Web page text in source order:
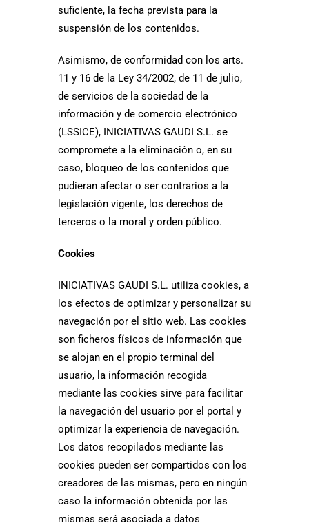
suficiente, la fecha prevista para la
suspensión de los contenidos.
Asimismo, de conformidad con los arts.
11 y 16 de la Ley 34/2002, de 11 de julio,
de servicios de la sociedad de la
información y de comercio electrónico
(LSSICE), INICIATIVAS GAUDI S.L. se
compromete a la eliminación o, en su
caso, bloqueo de los contenidos que
pudieran afectar o ser contrarios a la
legislación vigente, los derechos de
terceros o la moral y orden público.
Cookies
INICIATIVAS GAUDI S.L. utiliza cookies, a
los efectos de optimizar y personalizar su
navegación por el sitio web. Las cookies
son ficheros físicos de información que
se alojan en el propio terminal del
usuario, la información recogida
mediante las cookies sirve para facilitar
la navegación del usuario por el portal y
optimizar la experiencia de navegación.
Los datos recopilados mediante las
cookies pueden ser compartidos con los
creadores de las mismas, pero en ningún
caso la información obtenida por las
mismas será asociada a datos